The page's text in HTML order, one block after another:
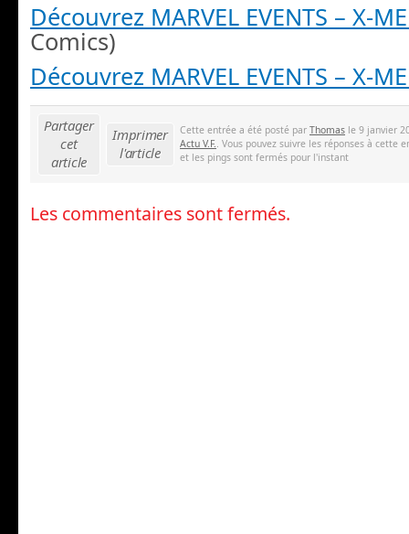
Découvrez MARVEL EVENTS – X-
Comics)
Découvrez MARVEL EVENTS – X-
Partager
cet
article
Imprimer
l'article
Cette entrée a été posté par Thomas le 9 janvier
Actu V.F. . Vous pouvez suivre les réponses à cette
et les pings sont fermés pour l'instant
Les commentaires sont fermés.